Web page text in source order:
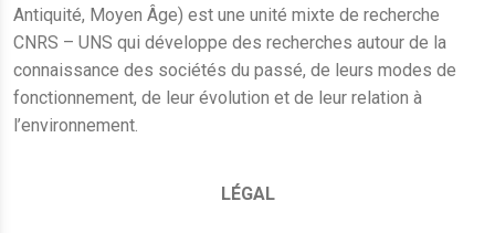
Antiquité, Moyen Âge) est une unité mixte de recherche
CNRS – UNS qui développe des recherches autour de la
connaissance des sociétés du passé, de leurs modes de
fonctionnement, de leur évolution et de leur relation à
l’environnement.
LÉGAL